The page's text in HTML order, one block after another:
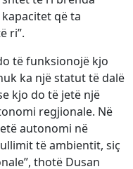
që ta
ri”.
të funksionojë kjo
ka një statut të dalë
kjo do të jetë një
regjionale. Në
autonomi në
të ambientit, siç
thotë Dusan